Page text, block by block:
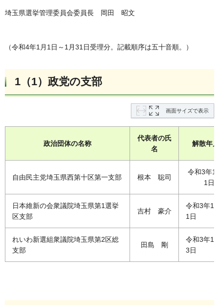
埼玉県選挙管理委員会委員長 岡田 昭文
（令和4年1月1日～1月31日受理分。記載順序は五十音順。）
1（1）政党の支部
画面サイズで表示
政治団体の名称
代表者の氏
名
解散年
自由民主党埼玉県西第十区第一支部 根本 聡司
令和3年
1日
日本維新の会衆議院埼玉県第1選挙
区支部
吉村 豪介
令和3年
1日
れいわ新選組衆議院埼玉県第2区総
支部
田島 剛
令和3年
3日